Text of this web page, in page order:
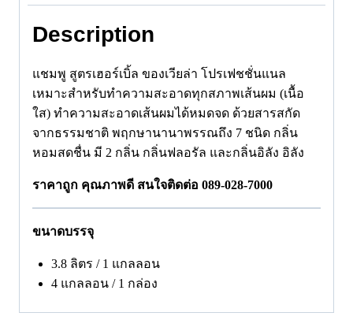
Description
แชมพู สูตรเฮอร์เบิ้ล ของเวียล่า โปรเฟชชั่นแนล
เหมาะสำหรับทำความสะอาดทุกสภาพเส้นผม (เนื้อ
ใส) ทำความสะอาดเส้นผมได้หมดจด ด้วยสารสกัด
จากธรรมชาติ พฤกษานานาพรรณถึง 7 ชนิด กลิ่น
หอมสดชื่น มี 2 กลิ่น กลิ่นฟลอรัล และกลิ่นอิลัง อิลัง
ราคาถูก คุณภาพดี สนใจติดต่อ 089-028-7000
ขนาดบรรจุ
3.8 ลิตร / 1 แกลลอน
4 แกลลอน / 1 กล่อง